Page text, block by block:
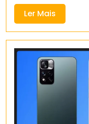
Ler Mais
Mais